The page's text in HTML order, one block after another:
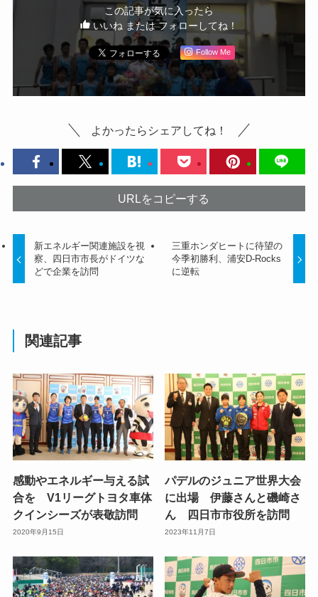
この記事が気に入ったら
いいね または フォローしてね！
Follow Me
よかったらシェアしてね！
URLをコピーする
新エネルギー関連施設を視
察、四日市市長がドイツな
どで企業を訪問
三重ホンダヒートに待望の
今季初勝利、浦安D-Rocks
に逆転
関連記事
感動やエネルギー与える試
合を V1リーグトヨタ車体
クインシーズが表敬訪問
2020年9月15日
パデルのジュニア世界大会
に出場 伊藤さんと磯崎さ
ん 四日市市役所を訪問
2023年11月7日